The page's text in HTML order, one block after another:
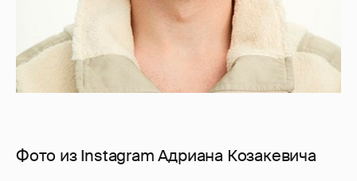
Фото из Instagram Адриана Козакевича